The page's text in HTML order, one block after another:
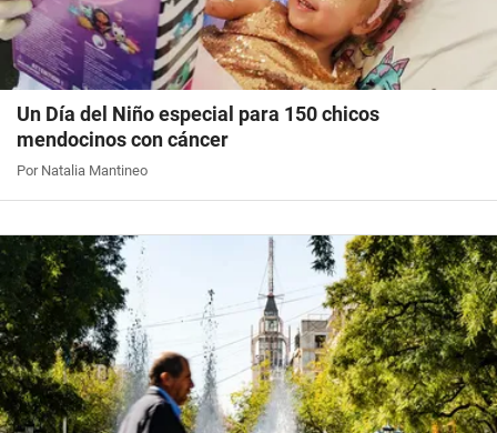
Un Día del Niño especial para 150 chicos
mendocinos con cáncer
Por Natalia Mantineo